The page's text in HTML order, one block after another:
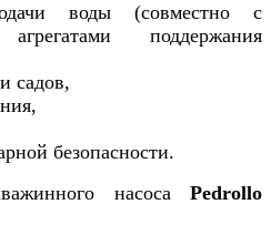
воды (совместно с
агрегатами поддержания
садов,
безопасности.
насоса Pedrollo